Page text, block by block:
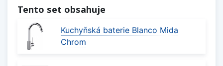
Tento set obsahuje
Kuchyňská baterie Blanco Mida
Chrom